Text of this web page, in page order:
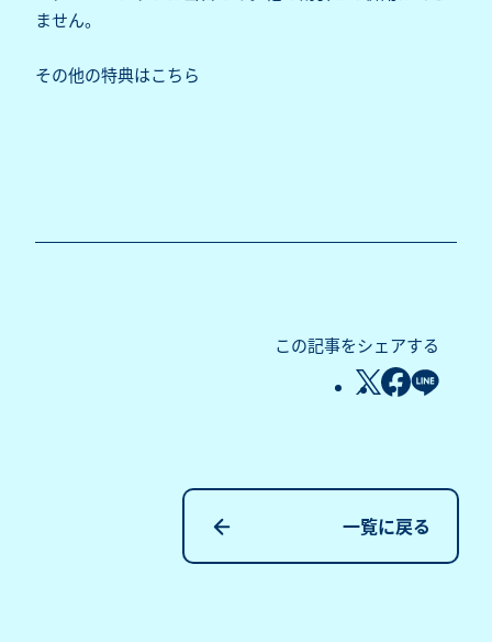
ません。
その他の特典はこちら
この記事をシェアする
一覧に戻る